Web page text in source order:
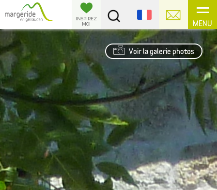
MENU
INSPIREZ
MOI
Voir la galerie photos
Panneau de gestion des cookies